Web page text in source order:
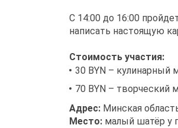
С 14:00 до 16:00
написать настоящую
Стоимость участия:
30 BYN – кулинарный
70 BYN – творческий
Адрес: Минская
Место: малый шатёр у